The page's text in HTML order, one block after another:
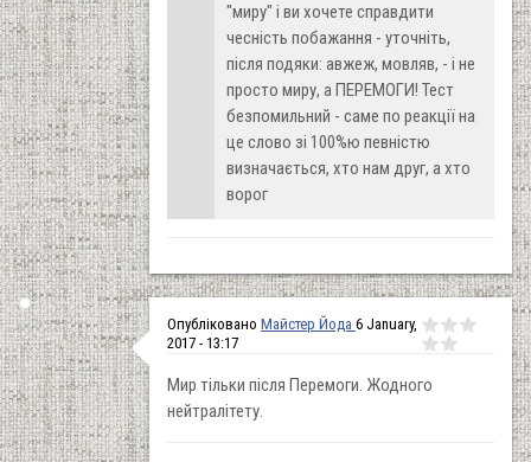
"миру" і ви хочете справдити
чесність побажання - уточніть,
після подяки: авжеж, мовляв, - і не
просто миру, а ПЕРЕМОГИ! Тест
безпомильний - саме по реакції на
це слово зі 100%ю певністю
визначається, хто нам друг, а хто
ворог
Опубліковано Майстер Йода 6 January,
2017 - 13:17
Мир тiльки пiсля Перемоги. Жодного
нейтралiтету.